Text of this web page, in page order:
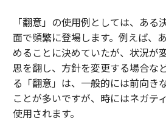
「翻意」の使用例としては、ある
面で頻繁に登場します。例えば、
めることに決めていたが、状況が
思を翻し、方針を変更する場合な
る「翻意」は、一般的には前向き
ことが多いですが、時にはネガテ
使用されます。